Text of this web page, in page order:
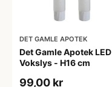
DET GAMLE APOTEK
Det Gamle Apotek LED
Vokslys - H16 cm
99,00 kr